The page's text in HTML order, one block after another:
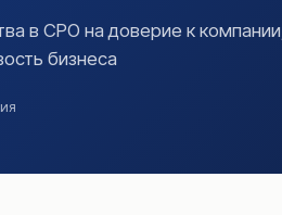
в СРО на доверие к
бизнеса